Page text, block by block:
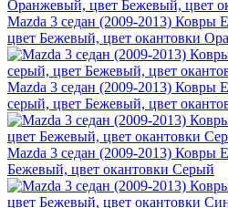
Mazda 3 седан (2009-2013)
цвет Бежевый, цвет окантовки
Mazda 3 седан (2009-2013)
серый, цвет Бежевый, цвет
Mazda 3 седан (2009-2013)
Бежевый, цвет окантовки Серый